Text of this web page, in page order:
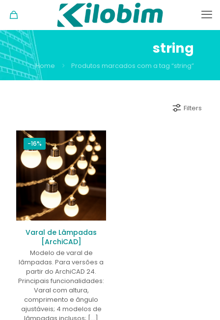
string
Home Produtos marcados com a tag “string”
Filters
-16%
Varal de Lâmpadas
[ArchiCAD]
Modelo de varal de
lâmpadas. Para versões a
partir do ArchiCAD 24.
Principais funcionalidades:
Varal com altura,
comprimento e ângulo
ajustáveis; 4 modelos de